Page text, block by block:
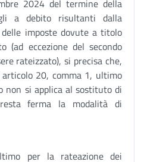
2024 del termine della
a debito risultanti dalla
imposte dovute a titolo
(ad eccezione del secondo
rateizzato), si precisa che,
20, comma 1, ultimo
non si applica al sostituto di
ferma la modalità di
per la rateazione dei